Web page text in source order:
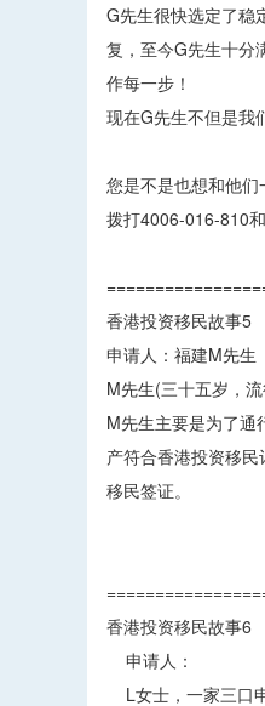
G先生很快选定了稳
复，至今G先生十分
作每一步！
现在G先生不但是我
您是不是也想和他
拨打4006-016-810
香港投资移民故事5
申请人：福建M先生
M先生(三十五岁，
M先生主要是为了通
产符合香港投资移
移民签证。
香港投资移民故事6
申请人：
L女士，一家三口